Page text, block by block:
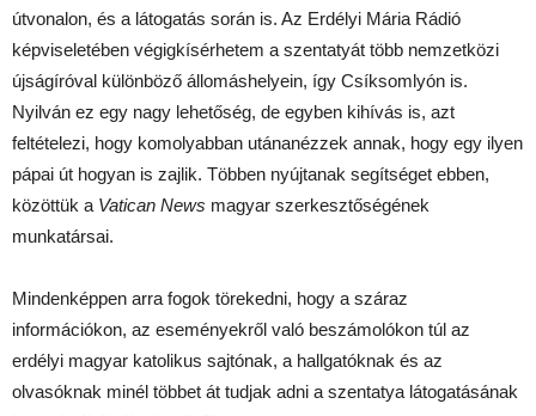
útvonalon, és a látogatás során is. Az Erdélyi Mária Rádió
képviseletében végigkísérhetem a szentatyát több nemzetközi
újságíróval különböző állomáshelyein, így Csíksomlyón is.
Nyilván ez egy nagy lehetőség, de egyben kihívás is, azt
feltételezi, hogy komolyabban utánanézzek annak, hogy egy ilyen
pápai út hogyan is zajlik. Többen nyújtanak segítséget ebben,
közöttük a Vatican News magyar szerkesztőségének
munkatársai.
Mindenképpen arra fogok törekedni, hogy a száraz
információkon, az eseményekről való beszámolókon túl az
erdélyi magyar katolikus sajtónak, a hallgatóknak és az
olvasóknak minél többet át tudjak adni a szentatya látogatásának